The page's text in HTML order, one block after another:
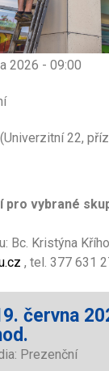
2026 - 09:00
22,
pro vybrané
Bc. Kristýna
, tel. 377 631
června
Prezenční